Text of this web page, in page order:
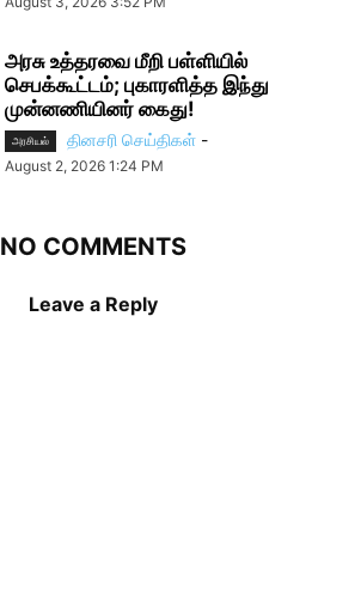
அரசு உத்தரவை மீறி பள்ளியில்
செபக்கூட்டம்; புகாரளித்த இந்து
முன்னணியினர் கைது!
அரசியல் தினசரி செய்திகள் -
August 2, 2026 1:24 PM
NO COMMENTS
Leave a Reply